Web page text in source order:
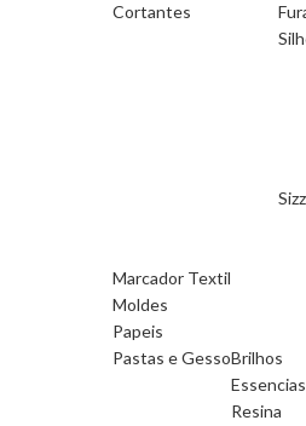
Cortantes
Marcador Textil
Moldes
Papeis
Pastas e GessoBrilhos
Essencias
Resina